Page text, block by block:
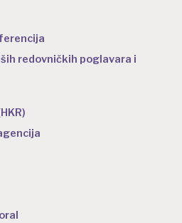
redovničkih poglavara i